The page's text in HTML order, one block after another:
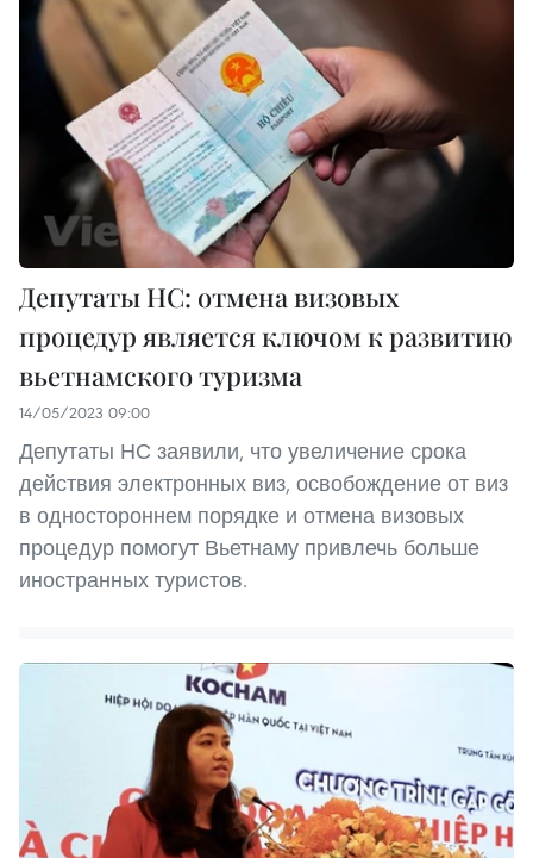
Депутаты НС: отмена визовых
процедур является ключом к развитию
вьетнамского туризма
14/05/2023 09:00
Депутаты НС заявили, что увеличение срока
действия электронных виз, освобождение от виз
в одностороннем порядке и отмена визовых
процедур помогут Вьетнаму привлечь больше
иностранных туристов.